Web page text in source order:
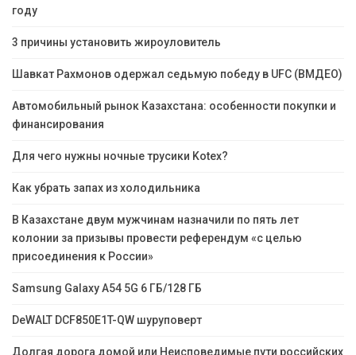
году
3 причины установить жироуловитель
Шавкат Рахмонов одержал седьмую победу в UFC (ВМДЕО)
Автомобильный рынок Казахстана: особенности покупки и
финансирования
Для чего нужны ночные трусики Kotex?
Как убрать запах из холодильника
В Казахстане двум мужчинам назначили по пять лет
колонии за призывы провести референдум «с целью
присоединения к России»
Samsung Galaxy A54 5G 6 ГБ/128 ГБ
DeWALT DCF850E1T-QW шуруповерт
Долгая дорога домой или Неисповедимые пути российских